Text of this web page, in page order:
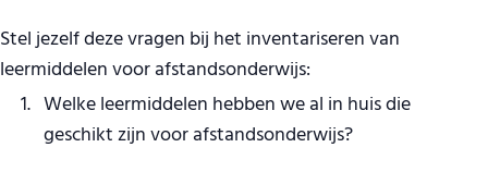
Stel jezelf deze vragen bij het inventariseren van
leermiddelen voor afstandsonderwijs:
Welke leermiddelen hebben we al in huis die
geschikt zijn voor afstandsonderwijs?